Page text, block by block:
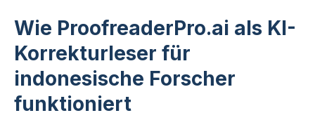
Wie ProofreaderPro.ai als KI-
Korrekturleser für
indonesische Forscher
funktioniert